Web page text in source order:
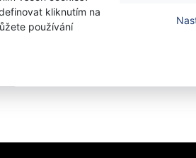
kliknutím na
používání
28. a 29. března 2023 v Linci.